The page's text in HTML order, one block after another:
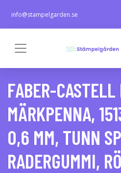
info@stampelgarden.se
FABER-
MÄRKPENNA,
0,6 MM, TUNN
RADERGUMMI,